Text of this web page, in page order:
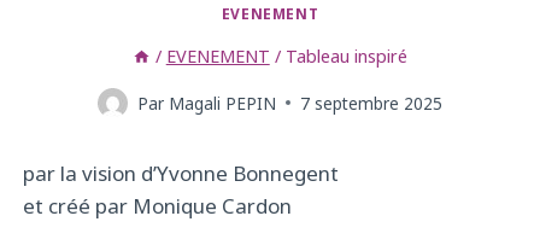
EVENEMENT
/ EVENEMENT / Tableau inspiré
Par Magali PEPIN 7 septembre 2025
par la vision d’Yvonne Bonnegent
et créé par Monique Cardon